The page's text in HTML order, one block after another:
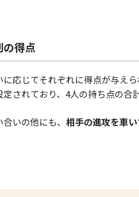
得点
に応じてそれぞれに得点が与え
定されており、4人の持ち点の合
いの他にも、 相手の進攻を車